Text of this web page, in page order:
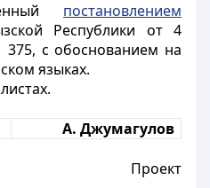
постановлением
Республики от 4
с обоснованием на
языках.
А. Джумагулов
Проект